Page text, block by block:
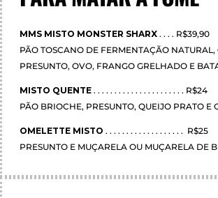
MMS MISTO MONSTER SHARX . . . . R$39,90
PÃO TOSCANO DE FERMENTAÇÃO NATURAL,
PRESUNTO, OVO, FRANGO GRELHADO E
MISTO QUENTE . . . . . . . . . . . . . . . . . . . . . . R$24
PÃO BRIOCHE, PRESUNTO, QUEIJO PRATO E
OMELETTE MISTO . . . . . . . . . . . . . . . . . . . R$25
PRESUNTO E MUÇARELA OU MUÇARELA DE